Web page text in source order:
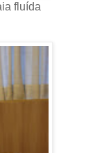
fluída